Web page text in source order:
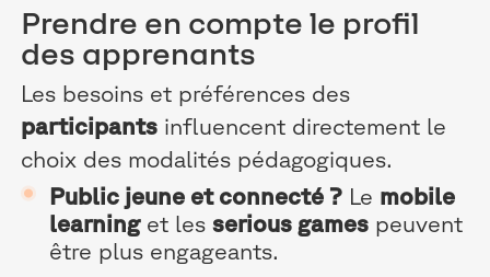
Prendre en compte le profil
des apprenants
Les besoins et préférences des
participants influencent directement le
choix des modalités pédagogiques.
Public jeune et connecté ?Le mobile
learninget les serious gamespeuvent
être plus engageants.